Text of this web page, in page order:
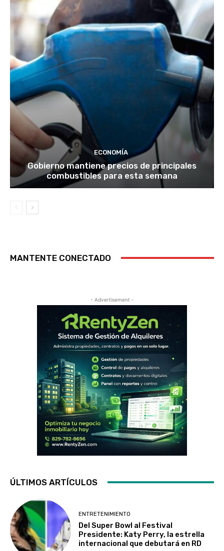
ECONOMÍA
Gobierno mantiene precios de principales
combustibles para esta semana
MANTENTE CONECTADO
- Advertisement -
ÚLTIMOS ARTÍCULOS
ENTRETENIMIENTO
Del Super Bowl al Festival
Presidente: Katy Perry, la estrella
internacional que debutará en RD